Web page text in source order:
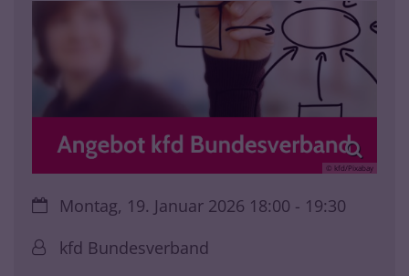
© kfd/Pixabay
Datum:Montag, 19. Januar 2026 18:00 - 19:30
Von:kfd Bundesverband